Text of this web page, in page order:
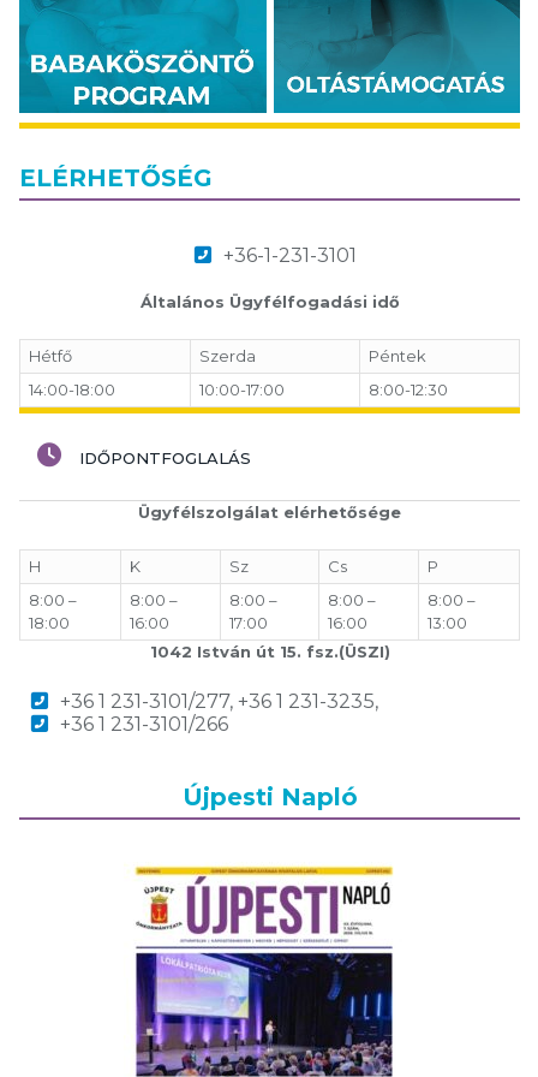
ELÉRHETŐSÉG
+36-1-231-3101
Általános Ügyfélfogadási idő
Hétfő Szerda
Péntek
14:00-18:00
10:00-17:00 8:00-12:30
IDŐPONTFOGLALÁS
Ügyfélszolgálat elérhetősége
H K Sz Cs
P
8:00 –
18:00
8:00 –
16:00
8:00 –
17:00
8:00 –
16:00
8:00 –
13:00
1042 István út 15. fsz.(ÜSZI)
+36 1 231-3101/277, +36 1 231-3235,
+36 1 231-3101/266
Újpesti Napló